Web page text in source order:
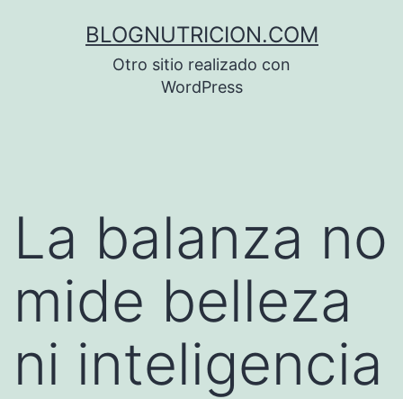
BLOGNUTRICION.COM
Otro sitio realizado con
WordPress
La balanza no
mide belleza
ni inteligencia